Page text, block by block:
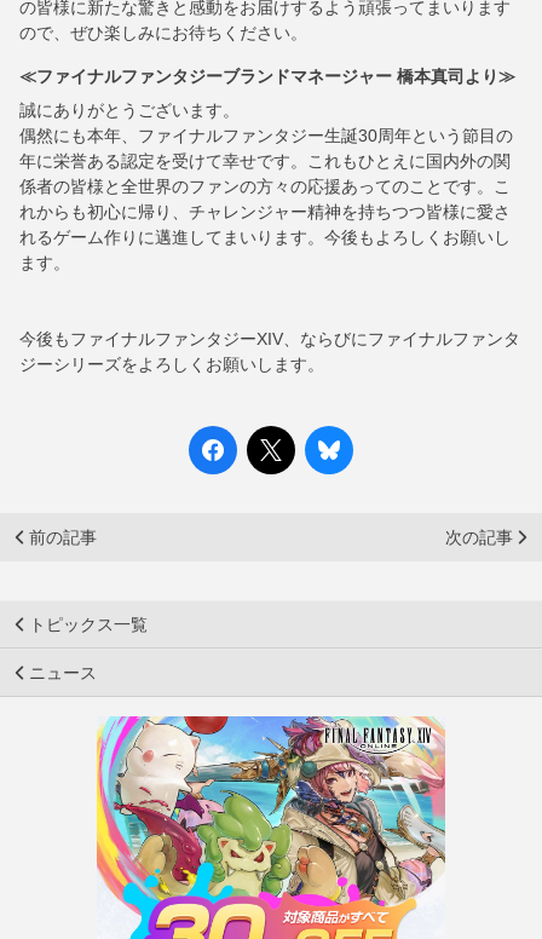
の皆様に新たな驚きと感動をお届けするよう頑張ってまいります
ので、ぜひ楽しみにお待ちください。
≪ファイナルファンタジーブランドマネージャー 橋本真司より≫
誠にありがとうございます。
偶然にも本年、ファイナルファンタジー生誕30周年という節目の
年に栄誉ある認定を受けて幸せです。これもひとえに国内外の関
係者の皆様と全世界のファンの方々の応援あってのことです。こ
れからも初心に帰り、チャレンジャー精神を持ちつつ皆様に愛さ
れるゲーム作りに邁進してまいります。今後もよろしくお願いし
ます。
今後もファイナルファンタジーXIV、ならびにファイナルファンタ
ジーシリーズをよろしくお願いします。
前の記事 次の記事
トピックス一覧
ニュース